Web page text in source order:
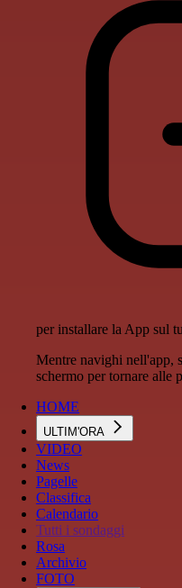
per installare la App sul
Mentre navighi nell'app,
schermo per tornare alle
HOME
ULTIM'ORA
VIDEO
News
Pagelle
Classifica
Calendario
Tutti i sondaggi
Rosa
Archivio
FOTO